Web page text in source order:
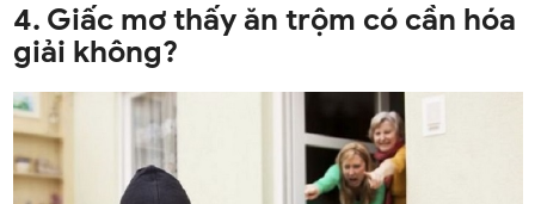
4. Giấc mơ thấy ăn trộm có cần hóa
giải không?